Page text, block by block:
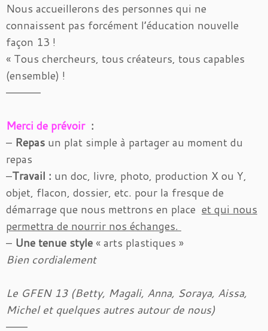
Nous accueillerons des personnes qui ne
connaissent pas forcément l’éducation nouvelle
façon 13 !
« Tous chercheurs, tous créateurs, tous capables
(ensemble) !
————–
Merci de prévoir :
– Repas un plat simple à partager au moment du
repas
–Travail : un doc, livre, photo, production X ou Y,
objet, flacon, dossier, etc. pour la fresque de
démarrage que nous mettrons en place et qui nous
permettra de nourrir nos échanges.
– Une tenue style« arts plastiques »
Bien cordialement
Le GFEN 13 (Betty, Magali, Anna, Soraya, Aissa,
Michel et quelques autres autour de nous)
———